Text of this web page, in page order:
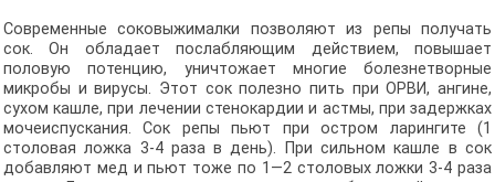
Современные соковыжималки позволяют из репы получать
сок. Он обладает послабляющим действием, повышает
половую потенцию, уничтожает многие болезнетворные
микробы и вирусы. Этот сок полезно пить при ОРВИ, ангине,
сухом кашле, при лечении стенокардии и астмы, при задержках
мочеиспускания. Сок репы пьют при остром ларингите (1
столовая ложка 3-4 раза в день). При сильном кашле в сок
добавляют мед и пьют тоже по 1—2 столовых ложки 3-4 раза